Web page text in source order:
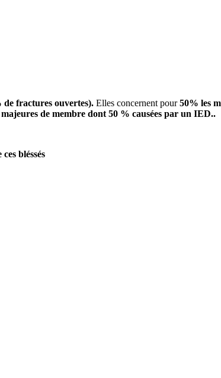
fractures ouvertes). Elles concernent pour50% les
de membre dont 50 % causées par un IED..
bléssés